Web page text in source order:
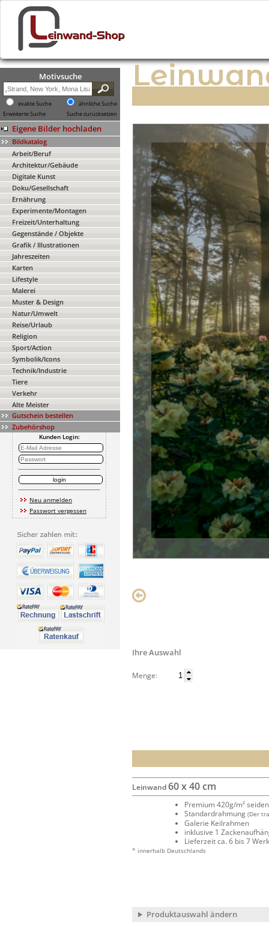
Motivsuche
exakte Suche
ähnliche Suche
Erweiterte Suche
Suche zurücksetzen
Eigene Bilder hochladen
Bildkatalog
Arbeit/Beruf
Architektur/Gebäude
Digitale Kunst
Doku/Gesellschaft
Ernährung
Experimente/Montagen
Freizeit/Unterhaltung
Gegenstände / Objekte
Grafik / Illustrationen
Jahreszeiten
Karten
Lifestyle
Malerei
Muster & Design
Natur/Umwelt
Reise/Urlaub
Religion
Sport/Action
Symbolik/Icons
Technik/Industrie
Tiere
Verkehr
Alte Meister
Gutschein bestellen
Zubehörshop
Kunden Login:
Neu anmelden
Passwort vergessen
Ihre Auswahl
Menge:
Leinwand60 x 40 cm
Premium 420g/m²
Standardrahmung (Der
Galerie Keilrahmen
inklusive 1
Lieferzeit ca. 6 bis 7
* innerhalb Deutschlands
Produktauswahl ändern